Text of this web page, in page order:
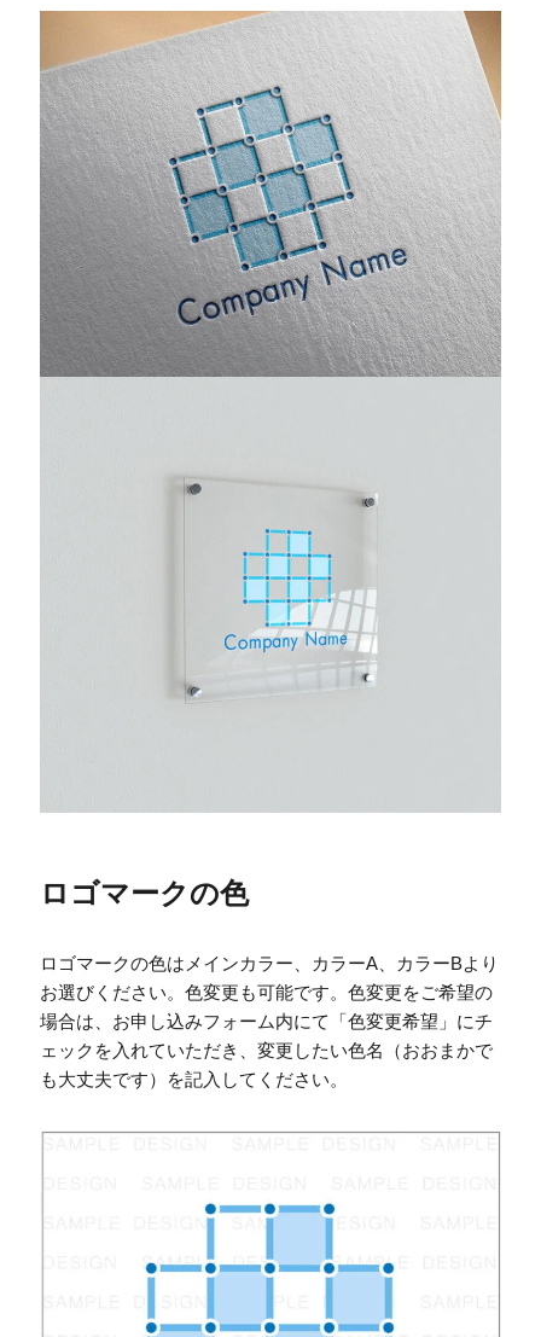
ロゴマークの色
ロゴマークの色はメインカラー、カラーA、カラーBより
お選びください。色変更も可能です。色変更をご希望の
場合は、お申し込みフォーム内にて「色変更希望」にチ
ェックを入れていただき、変更したい色名（おおまかで
も大丈夫です）を記入してください。